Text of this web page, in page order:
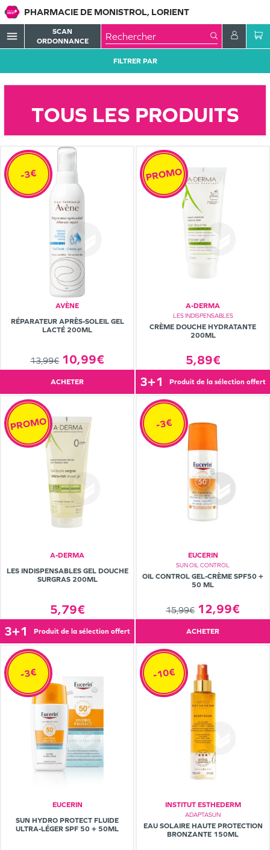
PHARMACIE DE MONISTROL, LORIENT
menu
SCAN
ORDONNANCE
FILTRER PAR
TOUS LES PRODUITS
AVÈNE
RÉPARATEUR APRÈS-SOLEIL GEL
LACTÉ 200ML
13,99€ 10,99€
-3€
ACHETER
A-DERMA
LES INDISPENSABLES
CRÈME DOUCHE HYDRATANTE
200ML
5,89€
PROMO
3+1 produit de la sélection offert
A-DERMA
LES INDISPENSABLES GEL DOUCHE
SURGRAS 200ML
5,79€
PROMO
3+1 produit de la sélection offert
EUCERIN
SUN OIL CONTROL
OIL CONTROL GEL-CRÈME SPF50 +
50 ML
15,99€ 12,99€
-3€
ACHETER
EUCERIN
SUN HYDRO PROTECT FLUIDE
ULTRA-LÉGER SPF 50 + 50ML
-3€
INSTITUT ESTHEDERM
ADAPTASUN
EAU SOLAIRE HAUTE PROTECTION
BRONZANTE 150ML
-10€